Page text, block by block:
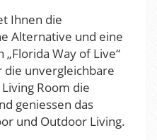
Ihnen die
Alternative und eine
Way of Live“
die unvergleichbare
Room die
geniessen das
und Outdoor Living.